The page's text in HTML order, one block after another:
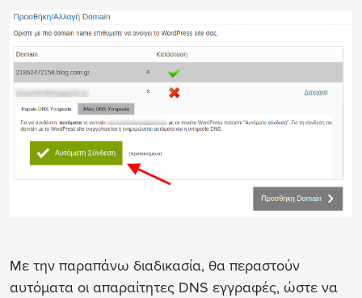
Με την παραπάνω διαδικασία, θα περαστούν
αυτόματα οι απαραίτητες DNS εγγραφές, ώστε να